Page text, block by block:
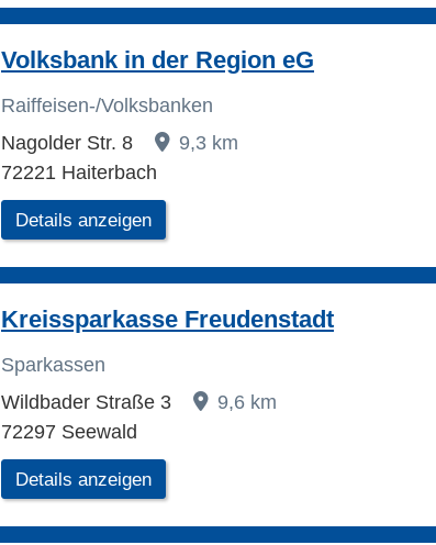
Volksbank in der Region eG
Raiffeisen-/Volksbanken
Nagolder Str. 8
9,3 km
72221 Haiterbach
Details anzeigen
Kreissparkasse Freudenstadt
Sparkassen
Wildbader Straße 3
9,6 km
72297 Seewald
Details anzeigen